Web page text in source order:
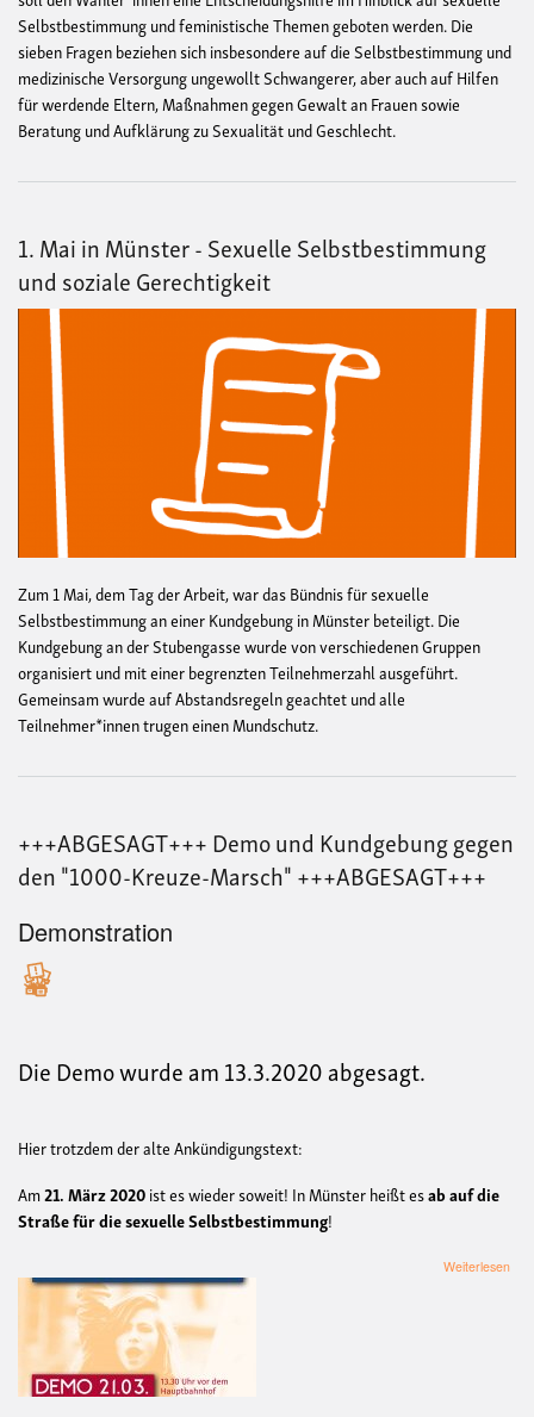
Selbstbestimmung und feministische Themen geboten werden. Die
sieben Fragen beziehen sich insbesondere auf die Selbstbestimmung und
medizinische Versorgung ungewollt Schwangerer, aber auch auf Hilfen
für werdende Eltern, Maßnahmen gegen Gewalt an Frauen sowie
Beratung und Aufklärung zu Sexualität und Geschlecht.
1. Mai in Münster - Sexuelle Selbstbestimmung
und soziale Gerechtigkeit
Zum 1 Mai, dem Tag der Arbeit, war das Bündnis für sexuelle
Selbstbestimmung an einer Kundgebung in Münster beteiligt. Die
Kundgebung an der Stubengasse wurde von verschiedenen Gruppen
organisiert und mit einer begrenzten Teilnehmerzahl ausgeführt.
Gemeinsam wurde auf Abstandsregeln geachtet und alle
Teilnehmer*innen trugen einen Mundschutz.
+++ABGESAGT+++ Demo und Kundgebung gegen
den "1000-Kreuze-Marsch" +++ABGESAGT+++
Demonstration
Die Demo wurde am 13.3.2020 abgesagt.
Hier trotzdem der alte Ankündigungstext:
Am21. März 2020ist es wieder soweit! In Münster heißt esab auf die
Straße für die sexuelle Selbstbestimmung!
Weiterlesen